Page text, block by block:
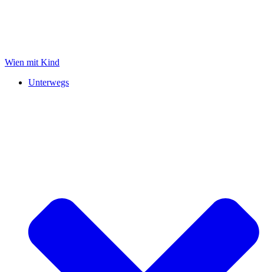
Wien mit Kind
Unterwegs